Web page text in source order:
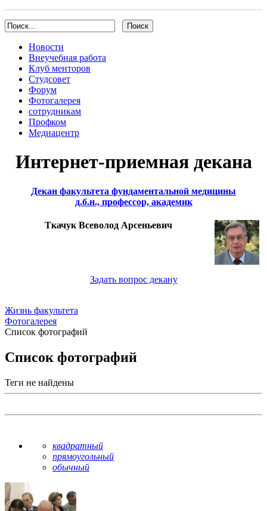
Новости
Внеучебная работа
Клуб менторов
Студсовет
Форум
Фотогалерея
сотрудникам
Профком
Медиацентр
Интернет-приемная декана
Декан факультета фундаментальной медицины
д.б.н., профессор, академик
Ткачук Всеволод Арсеньевич
Задать вопрос декану
Жизнь факультета
Фотогалерея
Список фотографий
Список фотографий
Теги не найдены
квадратный
прямоугольный
обычный